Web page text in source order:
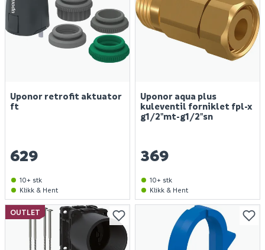
Uponor retrofit aktuator
ft
629
10+ stk
Klikk & Hent
Uponor aqua plus
kuleventil forniklet fpl-x
g1/2"mt-g1/2"sn
369
10+ stk
Klikk & Hent
OUTLET